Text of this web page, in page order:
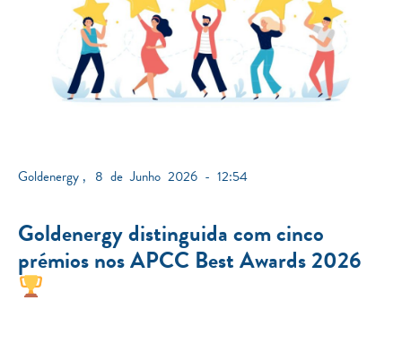
Goldenergy 8 de Junho 2026 - 12:54
Goldenergy distinguida com cinco
prémios nos APCC Best Awards 2026